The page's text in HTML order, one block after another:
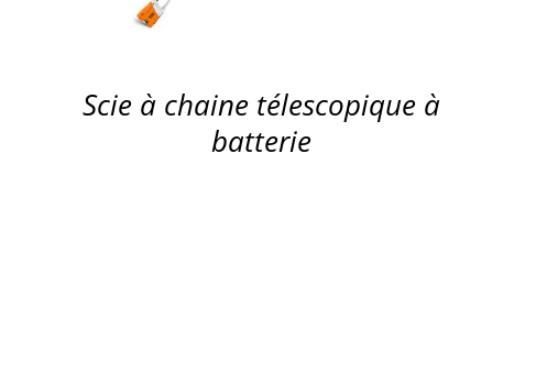
Scie à chaine télescopique à
batterie